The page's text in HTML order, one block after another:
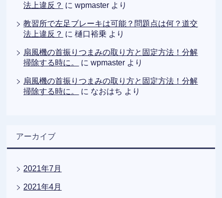
法上違反？ にwpmaster より
教習所で左足ブレーキは可能？問題点は何？道交
法上違反？ に樋口裕乗 より
扇風機の首振りつまみの取り方と固定方法！分解
掃除する時に。
にwpmaster より
扇風機の首振りつまみの取り方と固定方法！分解
掃除する時に。
に なおはち より
アーカイブ
2021年7月
2021年4月